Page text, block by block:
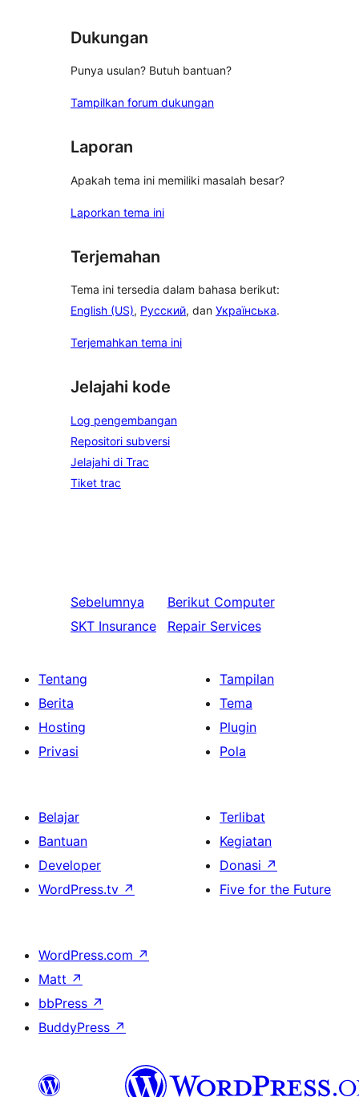
Dukungan
Punya usulan? Butuh bantuan?
Tampilkan forum dukungan
Laporan
Apakah tema ini memiliki masalah besar?
Laporkan tema ini
Terjemahan
Tema ini tersedia dalam bahasa berikut:
English (US), Русский, dan Українська.
Terjemahkan tema ini
Jelajahi kode
Log pengembangan
Repositori subversi
Jelajahi di Trac
Tiket trac
Sebelumnya
SKT Insurance
Berikut Computer
Repair Services
Tentang
Berita
Hosting
Privasi
Tampilan
Tema
Plugin
Pola
Belajar
Bantuan
Developer
WordPress.tv ↗
Terlibat
Kegiatan
Donasi ↗
Five for the Future
WordPress.com ↗
Matt ↗
bbPress ↗
BuddyPress ↗